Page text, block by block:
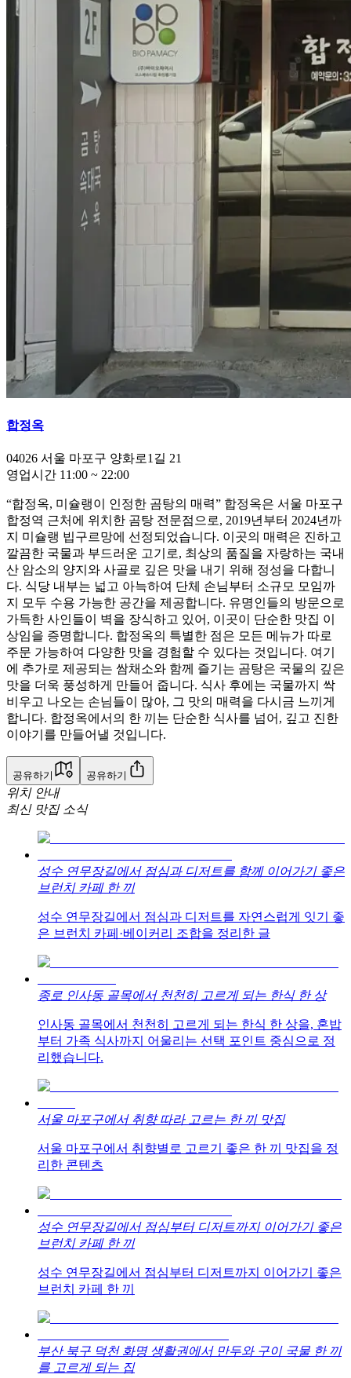
합정옥
04026 서울 마포구 양화로1길 21
영업시간 11:00 ~ 22:00
“합정옥, 미슐랭이 인정한 곰탕의 매력” 합정옥은 서울 마포구
합정역 근처에 위치한 곰탕 전문점으로, 2019년부터 2024년까
지 미슐랭 빕구르망에 선정되었습니다. 이곳의 매력은 진하고
깔끔한 국물과 부드러운 고기로, 최상의 품질을 자랑하는 국내
산 암소의 양지와 사골로 깊은 맛을 내기 위해 정성을 다합니
다. 식당 내부는 넓고 아늑하여 단체 손님부터 소규모 모임까
지 모두 수용 가능한 공간을 제공합니다. 유명인들의 방문으로
가득한 사인들이 벽을 장식하고 있어, 이곳이 단순한 맛집 이
상임을 증명합니다. 합정옥의 특별한 점은 모든 메뉴가 따로
주문 가능하여 다양한 맛을 경험할 수 있다는 것입니다. 여기
에 추가로 제공되는 쌈채소와 함께 즐기는 곰탕은 국물의 깊은
맛을 더욱 풍성하게 만들어 줍니다. 식사 후에는 국물까지 싹
비우고 나오는 손님들이 많아, 그 맛의 매력을 다시금 느끼게
합니다. 합정옥에서의 한 끼는 단순한 식사를 넘어, 깊고 진한
이야기를 만들어낼 것입니다.
공유하기 공유하기
위치 안내
최신 맛집 소식
성수 연무장길에서 점심과 디저트를 함께 이어가기 좋은
브런치 카페 한 끼
성수 연무장길에서 점심과 디저트를 자연스럽게 잇기 좋
은 브런치 카페·베이커리 조합을 정리한 글
종로 인사동 골목에서 천천히 고르게 되는 한식 한 상
인사동 골목에서 천천히 고르게 되는 한식 한 상을, 혼밥
부터 가족 식사까지 어울리는 선택 포인트 중심으로 정
리했습니다.
서울 마포구에서 취향 따라 고르는 한 끼 맛집
서울 마포구에서 취향별로 고르기 좋은 한 끼 맛집을 정
리한 콘텐츠
성수 연무장길에서 점심부터 디저트까지 이어가기 좋은
브런치 카페 한 끼
성수 연무장길에서 점심부터 디저트까지 이어가기 좋은
브런치 카페 한 끼
부산 북구 덕천 화명 생활권에서 만두와 구이 국물 한 끼
를 고르게 되는 집